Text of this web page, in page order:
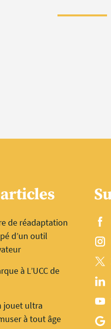
de réadaptation
d’un outil
à L’UCC de
jouet ultra
à tout âge